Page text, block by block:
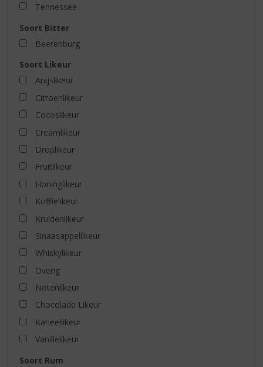
Tennessee
Soort Bitter
Beerenburg
Soort Likeur
Anijslikeur
Citroenlikeur
Cocoslikeur
Creamlikeur
Droplikeur
Fruitlikeur
Honinglikeur
Koffielikeur
Kruidenlikeur
Sinaasappellikeur
Whiskylikeur
Overig
Notenlikeur
Chocolade Likeur
Kaneellikeur
Vanillelikeur
Soort Rum